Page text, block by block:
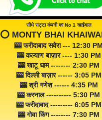
सीधे सट्टा कंपनी का No 1 खाईवाल
⭕️ MONTY BHAI
🎰 फरीदाबाद सवेरा --- 12:30 PM
🎰 कल्याण बाज़ार ---- 1:30 PM
🎰 खाटू धाम -------- 2:30 PM
🎰 दिल्ली बाज़ार ------ 3:05 PM
🎰 श्री गणेश ------ 4:35 PM
🎰 करनाल ---------- 5:30 PM
🎰 फरीदाबाद --------- 6:05 PM
🎰 गोवा किंग -------- 7:30 PM